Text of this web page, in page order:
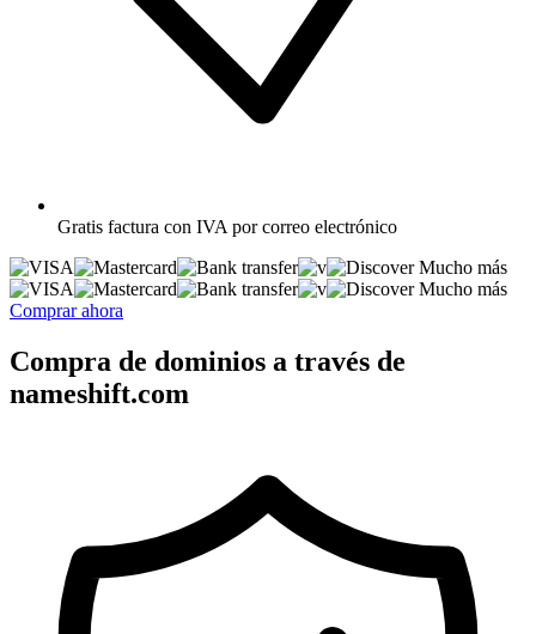
Gratis factura con IVA por correo electrónico
Mucho más
Mucho más
Comprar ahora
Compra de dominios a través de
nameshift.com